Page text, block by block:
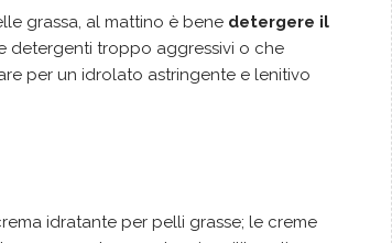
grassa, al mattino è bene detergere il
detergenti troppo aggressivi o che
per un idrolato astringente e lenitivo
idratante per pelli grasse; le creme